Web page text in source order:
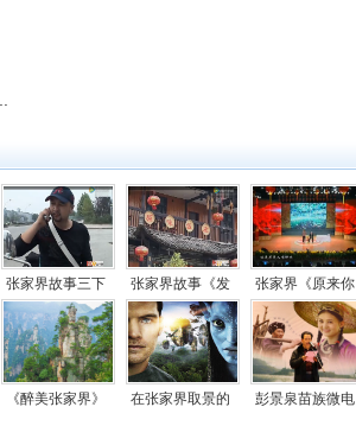
张家界故事三下
锅《良心抉择》
视频
张家界故事《发
票》视频
张家界《原来你
也在这里》小品
视频
《醉美张家界》
在张家界取景的
彭景泉苗族微电